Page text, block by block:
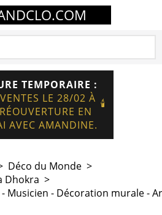
TEMPORAIRE :
LE 28/02 À
EN
AVEC AMANDINE.
🕯️
Déco du Monde >
Dhokra >
Musicien - Décoration murale -